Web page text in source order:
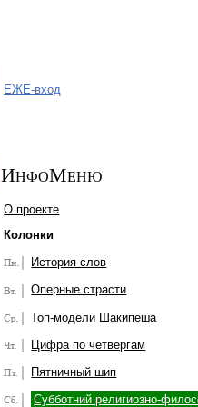
ЕЖЕ-вход
ИнфоМеню
О проекте
Колонки
История слов
Оперные страсти
Топ-модели Шакипеша
Цифра по четвергам
Пятничный шип
Субботний религиозно-